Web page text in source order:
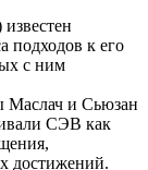
подходов к его
с ним
Маслач и Сьюзан
СЭВ как
достижений.